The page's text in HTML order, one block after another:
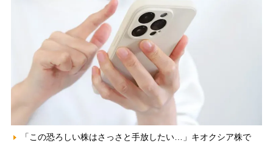
「この恐ろしい株はさっさと手放したい…」キオクシア株で